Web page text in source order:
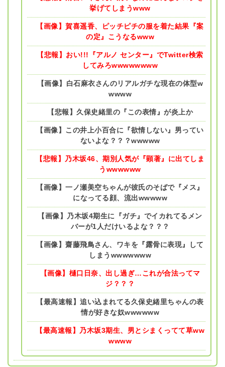
挙げてしまうwww
【画像】賀喜遥香、ピッチピチの服を着た結果『案
の定』こうなるwww
【悲報】おい!!!『アルノ センター』でTwitter検索
してみろwwwwwwww
【画像】白石麻衣さんのリアルガチな現在の体型w
wwww
【悲報】久保史緒里の『この表情』が炎上か
【画像】この井上小百合に『欲情しない』男ってい
ないよな？？？wwwww
【悲報】乃木坂46、期別人気が『顕著』に出てしま
うwwwwww
【画像】一ノ瀬美空ちゃんが彼氏のそばで『メス』
になってる顔、流出wwwww
【画像】乃木坂4期生に『ガチ』でイカれてるメン
バーが1人だけいるよな？？？
【画像】齋藤飛鳥さん、ワキを『露骨に表現』して
しまうwwwwwww
【画像】樋口日奈、出し過ぎ…これが合法ってマ
ジ？？？
【最高速報】追い込まれてる久保史緒里ちゃんの表
情が好きな奴wwwwww
【最高速報】乃木坂3期生、男とシまくってて草ww
wwww